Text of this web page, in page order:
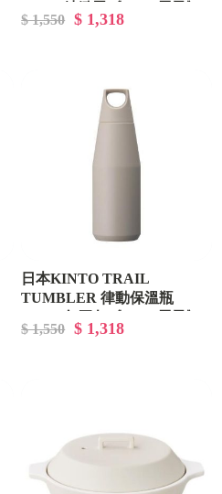
D-09-NK-020214
$ 1,550 $ 1,318
日本KINTO TRAIL
TUMBLER 律動保溫瓶
D-09-NK-020212
$ 1,550 $ 1,318